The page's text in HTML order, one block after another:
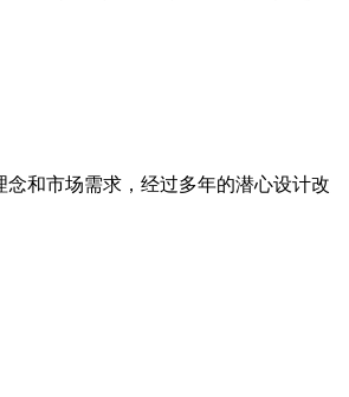
和市场需求，经过多年的潜心设计改